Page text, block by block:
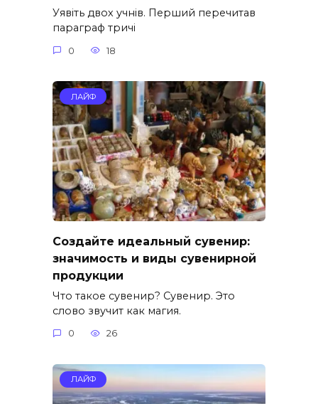
Уявіть двох учнів. Перший перечитав
параграф тричі
0 18
ЛАЙФ
Создайте идеальный сувенир:
значимость и виды сувенирной
продукции
Что такое сувенир? Сувенир. Это
слово звучит как магия.
0 26
ЛАЙФ